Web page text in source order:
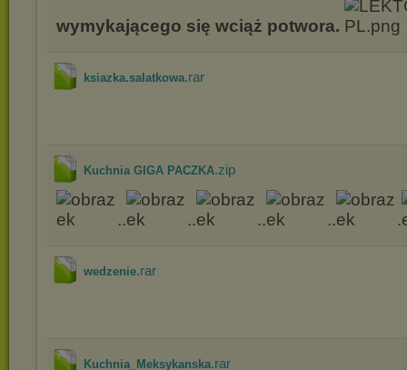
wymykającego się wciąż potwora.
ksiazka.salatkowa.rar
Kuchnia GIGA PACZKA.zip
.. .. .. .. .
wedzenie.rar
Kuchnia_Meksykanska.rar